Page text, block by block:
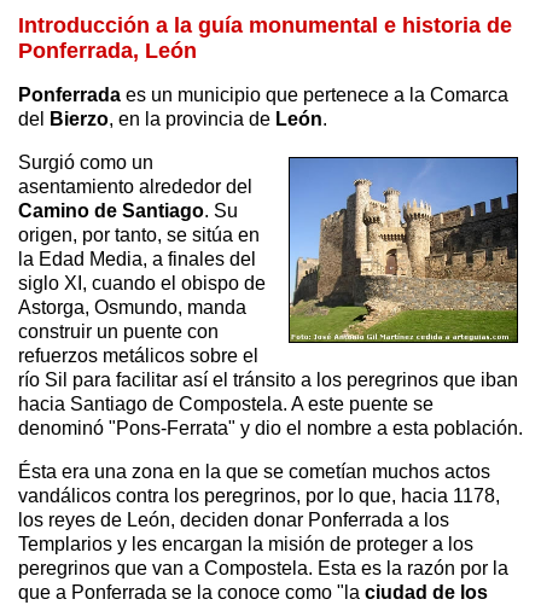
Introducción a la guía monumental e historia de
Ponferrada, León
Ponferrada es un municipio que pertenece a la Comarca
del
Bierzo, en la provincia de León.
Surgió como un
asentamiento alrededor del
Camino de Santiago. Su
origen, por tanto, se sitúa en
la Edad Media, a finales del
siglo XI, cuando el obispo de
Astorga, Osmundo, manda
construir un puente con
refuerzos metálicos sobre el
río Sil para facilitar así el tránsito a los peregrinos que iban
hacia Santiago de Compostela. A este puente se
denominó "Pons-Ferrata" y dio el nombre a esta población.
Ésta era una zona en la que se cometían muchos actos
vandálicos contra los peregrinos, por lo que, hacia 1178,
los reyes de León, deciden donar Ponferrada a los
Templarios y les encargan la misión de proteger a los
peregrinos que van a Compostela. Esta es la razón por la
que a Ponferrada se la conoce como "la ciudad de los